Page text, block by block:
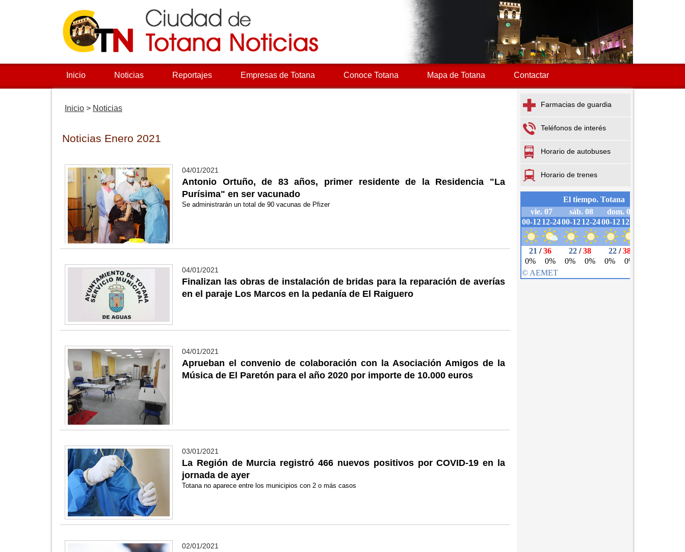
Inicio Noticias Reportajes Empresas de Totana Conoce Totana Mapa de Totana Contactar
Inicio > Noticias
Noticias Enero 2021
04/01/2021
Antonio Ortuño, de 83 años, primer residente de la Residencia "La
Purísima" en ser vacunado
Se administrarán un total de 90 vacunas de Pfizer
04/01/2021
Finalizan las obras de instalación de bridas para la reparación de averías
en el paraje Los Marcos en la pedanía de El Raiguero
04/01/2021
Aprueban el convenio de colaboración con la Asociación Amigos de la
Música de El Paretón para el año 2020 por importe de 10.000 euros
03/01/2021
La Región de Murcia registró 466 nuevos positivos por COVID-19 en la
jornada de ayer
Totana no aparece entre los municipios con 2 o más casos
02/01/2021
Farmacias de guardia
Teléfonos de interés
Horario de autobuses
Horario de trenes